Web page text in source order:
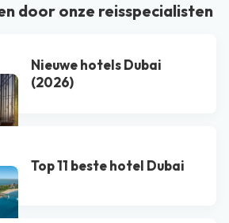
door onze reisspecialisten
Nieuwe hotels Dubai
(2026)
Top 11 beste hotel Dubai